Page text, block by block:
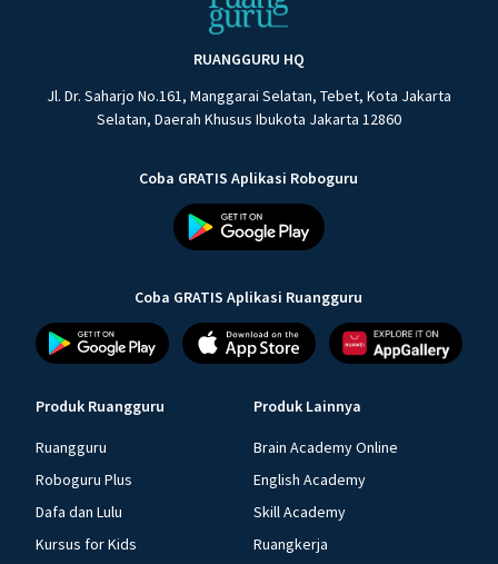
RUANGGURU HQ
Jl. Dr. Saharjo No.161, Manggarai Selatan, Tebet, Kota Jakarta
Selatan, Daerah Khusus Ibukota Jakarta 12860
Coba GRATIS Aplikasi Roboguru
Coba GRATIS Aplikasi Ruangguru
Produk Ruangguru
Ruangguru
Roboguru Plus
Dafa dan Lulu
Kursus for Kids
Produk Lainnya
Brain Academy Online
English Academy
Skill Academy
Ruangkerja